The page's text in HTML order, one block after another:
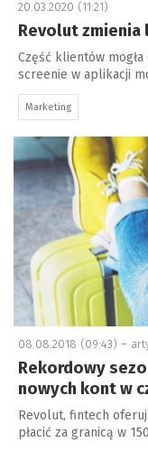
20.03.2020 (11:21)
Revolut
Część klientów
screenie w aplikacji
Marketing
a
08.08.2018 (09:43) –
Rekordowy
nowych kont w
Revolut, fintech
płacić za granicą w